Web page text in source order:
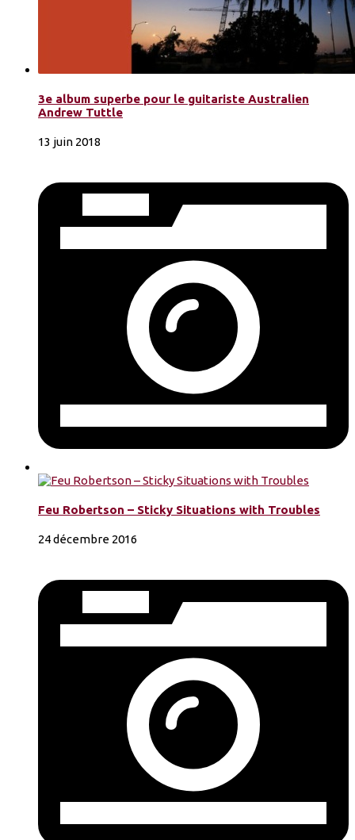
3e album superbe pour le guitariste Australien
Andrew Tuttle
13 juin 2018
Feu Robertson – Sticky Situations with Troubles
24 décembre 2016